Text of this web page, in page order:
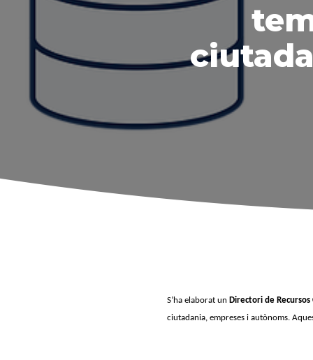
S’ha elaborat un Directori de Recursos
ciutadania, empreses i autònoms.